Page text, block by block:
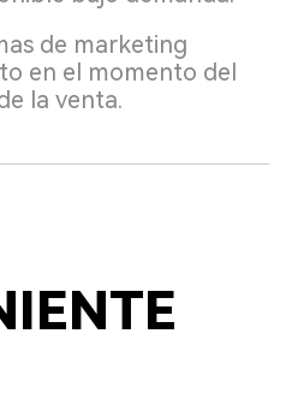
de marketing
en el momento del
la venta.